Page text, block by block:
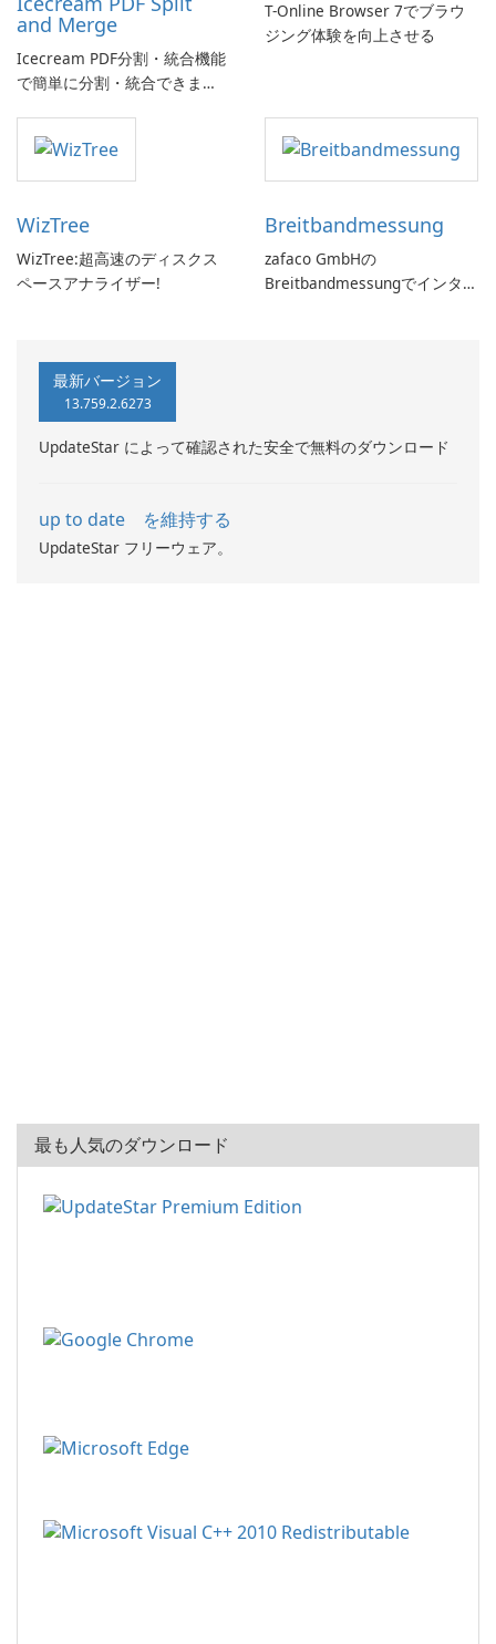
and Merge
Icecream PDF分割・統合機能
で簡単に分割・統合できま
T-Online Browser 7でブラウ
ジング体験を向上させる
WizTree
WizTree:超高速のディスクス
ペースアナライザー!
Breitbandmessung
zafaco GmbHの
Breitbandmessungでインター
最新バージョン
13.759.2.6273
UpdateStar によって確認された安全で無料のダウンロード
up to date を維持する
UpdateStar フリーウェア。
最も人気のダウンロード